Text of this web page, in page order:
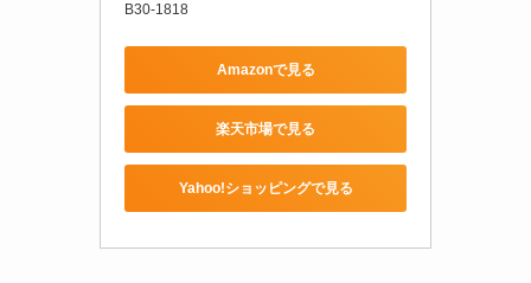
B30-1818
Amazonで見る
楽天市場で見る
Yahoo!ショッピングで見る